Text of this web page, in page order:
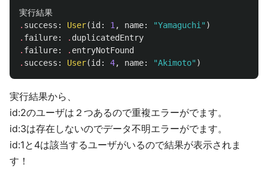
実行結果
. success : User(id : 1 , name: "Yamaguchi" )
. failure: . duplicatedEntry
. failure: . entryNotFound
. success : User(id : 4, name: "Akimoto" )
実行結果から、
id:2のユーザは２つあるので重複エラーがでます。
id:3は存在しないのでデータ不明エラーがでます。
id:1と4は該当するユーザがいるので結果が表示されま
す！